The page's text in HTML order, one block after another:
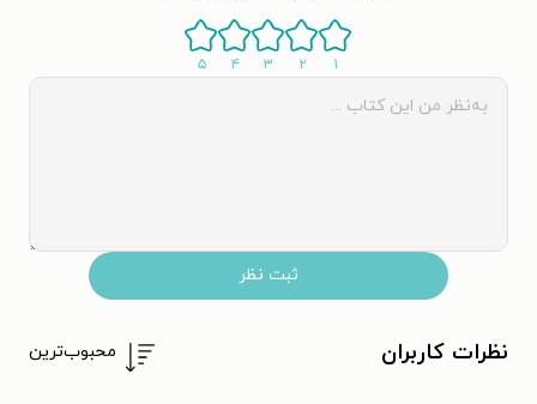
۱ ۲ ۳ ۴ ۵
ثبت نظر
نظرات کاربران محبوب‌ترین